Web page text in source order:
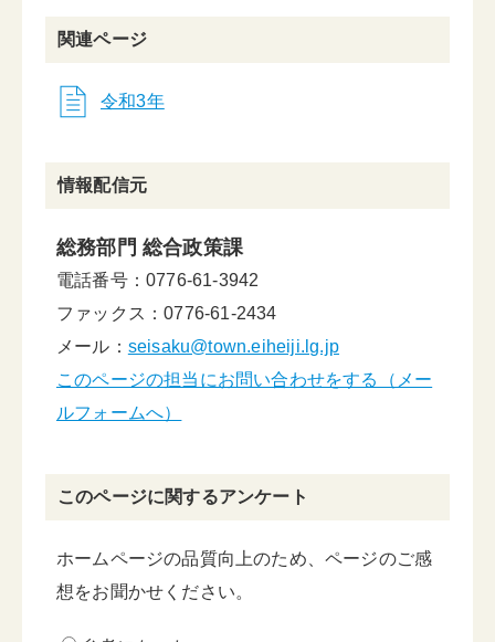
関連ページ
令和3年
情報配信元
総務部門 総合政策課
電話番号：0776-61-3942
ファックス：0776-61-2434
メール： seisaku@town.eiheiji.lg.jp
このページの担当にお問い合わせをする（メー
ルフォームへ）
このページに関するアンケート
ホームページの品質向上のため、ページのご感
想をお聞かせください。